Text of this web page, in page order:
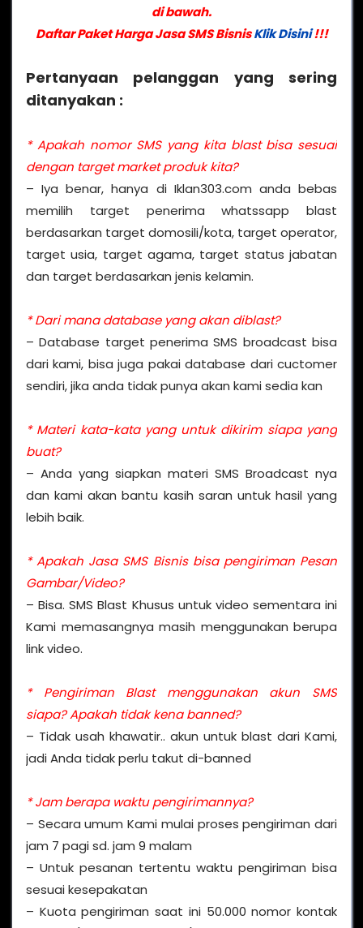
di bawah.
Daftar Paket Harga Jasa SMS BisnisKlik Disini!!!
Pertanyaan pelanggan yang sering
ditanyakan :
* Apakah nomor SMS yang kita blast bisa sesuai
dengan target market produk kita?
– Iya benar, hanya di Iklan303.com anda bebas
memilih target penerima whatssapp blast
berdasarkan target domosili/kota, target operator,
target usia, target agama, target status jabatan
dan target berdasarkan jenis kelamin.
* Dari mana database yang akan diblast?
– Database target penerima SMS broadcast bisa
dari kami, bisa juga pakai database dari cuctomer
sendiri, jika anda tidak punya akan kami sedia kan
* Materi kata-kata yang untuk dikirim siapa yang
buat?
– Anda yang siapkan materi SMS Broadcast nya
dan kami akan bantu kasih saran untuk hasil yang
lebih baik.
* Apakah Jasa SMS Bisnis bisa pengiriman Pesan
Gambar/Video?
– Bisa. SMS Blast Khusus untuk video sementara ini
Kami memasangnya masih menggunakan berupa
link video.
* Pengiriman Blast menggunakan akun SMS
siapa? Apakah tidak kena banned?
– Tidak usah khawatir.. akun untuk blast dari Kami,
jadi Anda tidak perlu takut di-banned
* Jam berapa waktu pengirimannya?
– Secara umum Kami mulai proses pengiriman dari
jam 7 pagi sd. jam 9 malam
– Untuk pesanan tertentu waktu pengiriman bisa
sesuai kesepakatan
– Kuota pengiriman saat ini 50.000 nomor kontak